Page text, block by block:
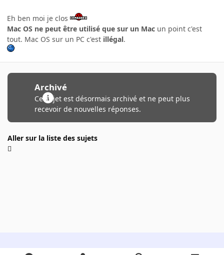
Eh ben moi je clos
Mac OS ne peut être utilisé que sur un Mac un point c'est
tout. Mac OS sur un PC c'est illégal.
Archivé
Ce sujet est désormais archivé et ne peut plus
recevoir de nouvelles réponses.
Aller sur la liste des sujets